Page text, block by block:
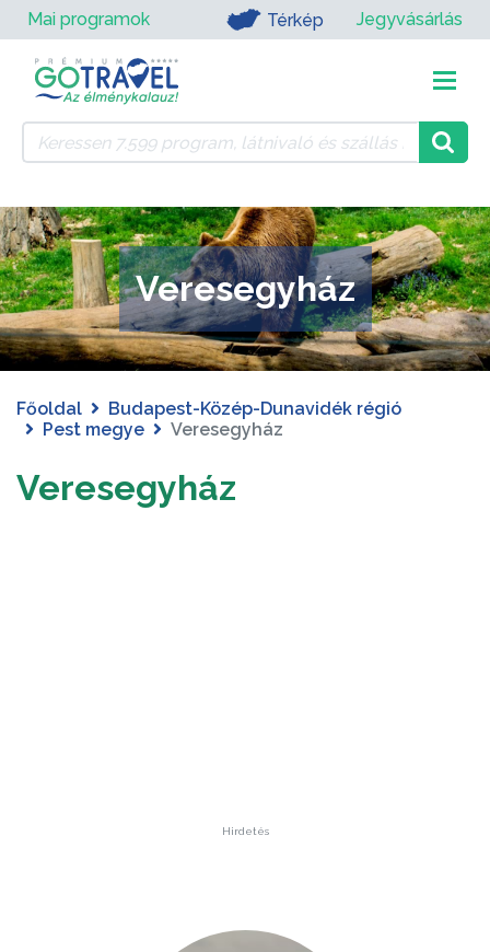
Mai programok Térkép Jegyvásárlás
Veresegyház
Főoldal
Budapest-Közép-Dunavidék régió
Pest megye
Veresegyház
Veresegyház
Hirdetés